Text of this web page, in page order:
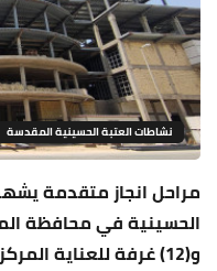
نشاطات العتبة الحسينية المقدسة
مراحل انجاز متقدمة
و(12) غرفة للعناية المركزة و(150) غرفة للرقود